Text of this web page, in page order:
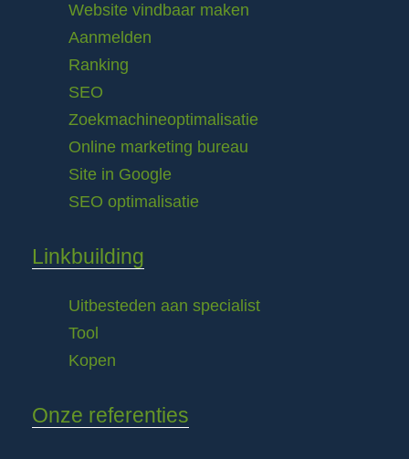
Website vindbaar maken
Aanmelden
Ranking
SEO
Zoekmachineoptimalisatie
Online marketing bureau
Site in Google
SEO optimalisatie
Linkbuilding
Uitbesteden aan specialist
Tool
Kopen
Onze referenties